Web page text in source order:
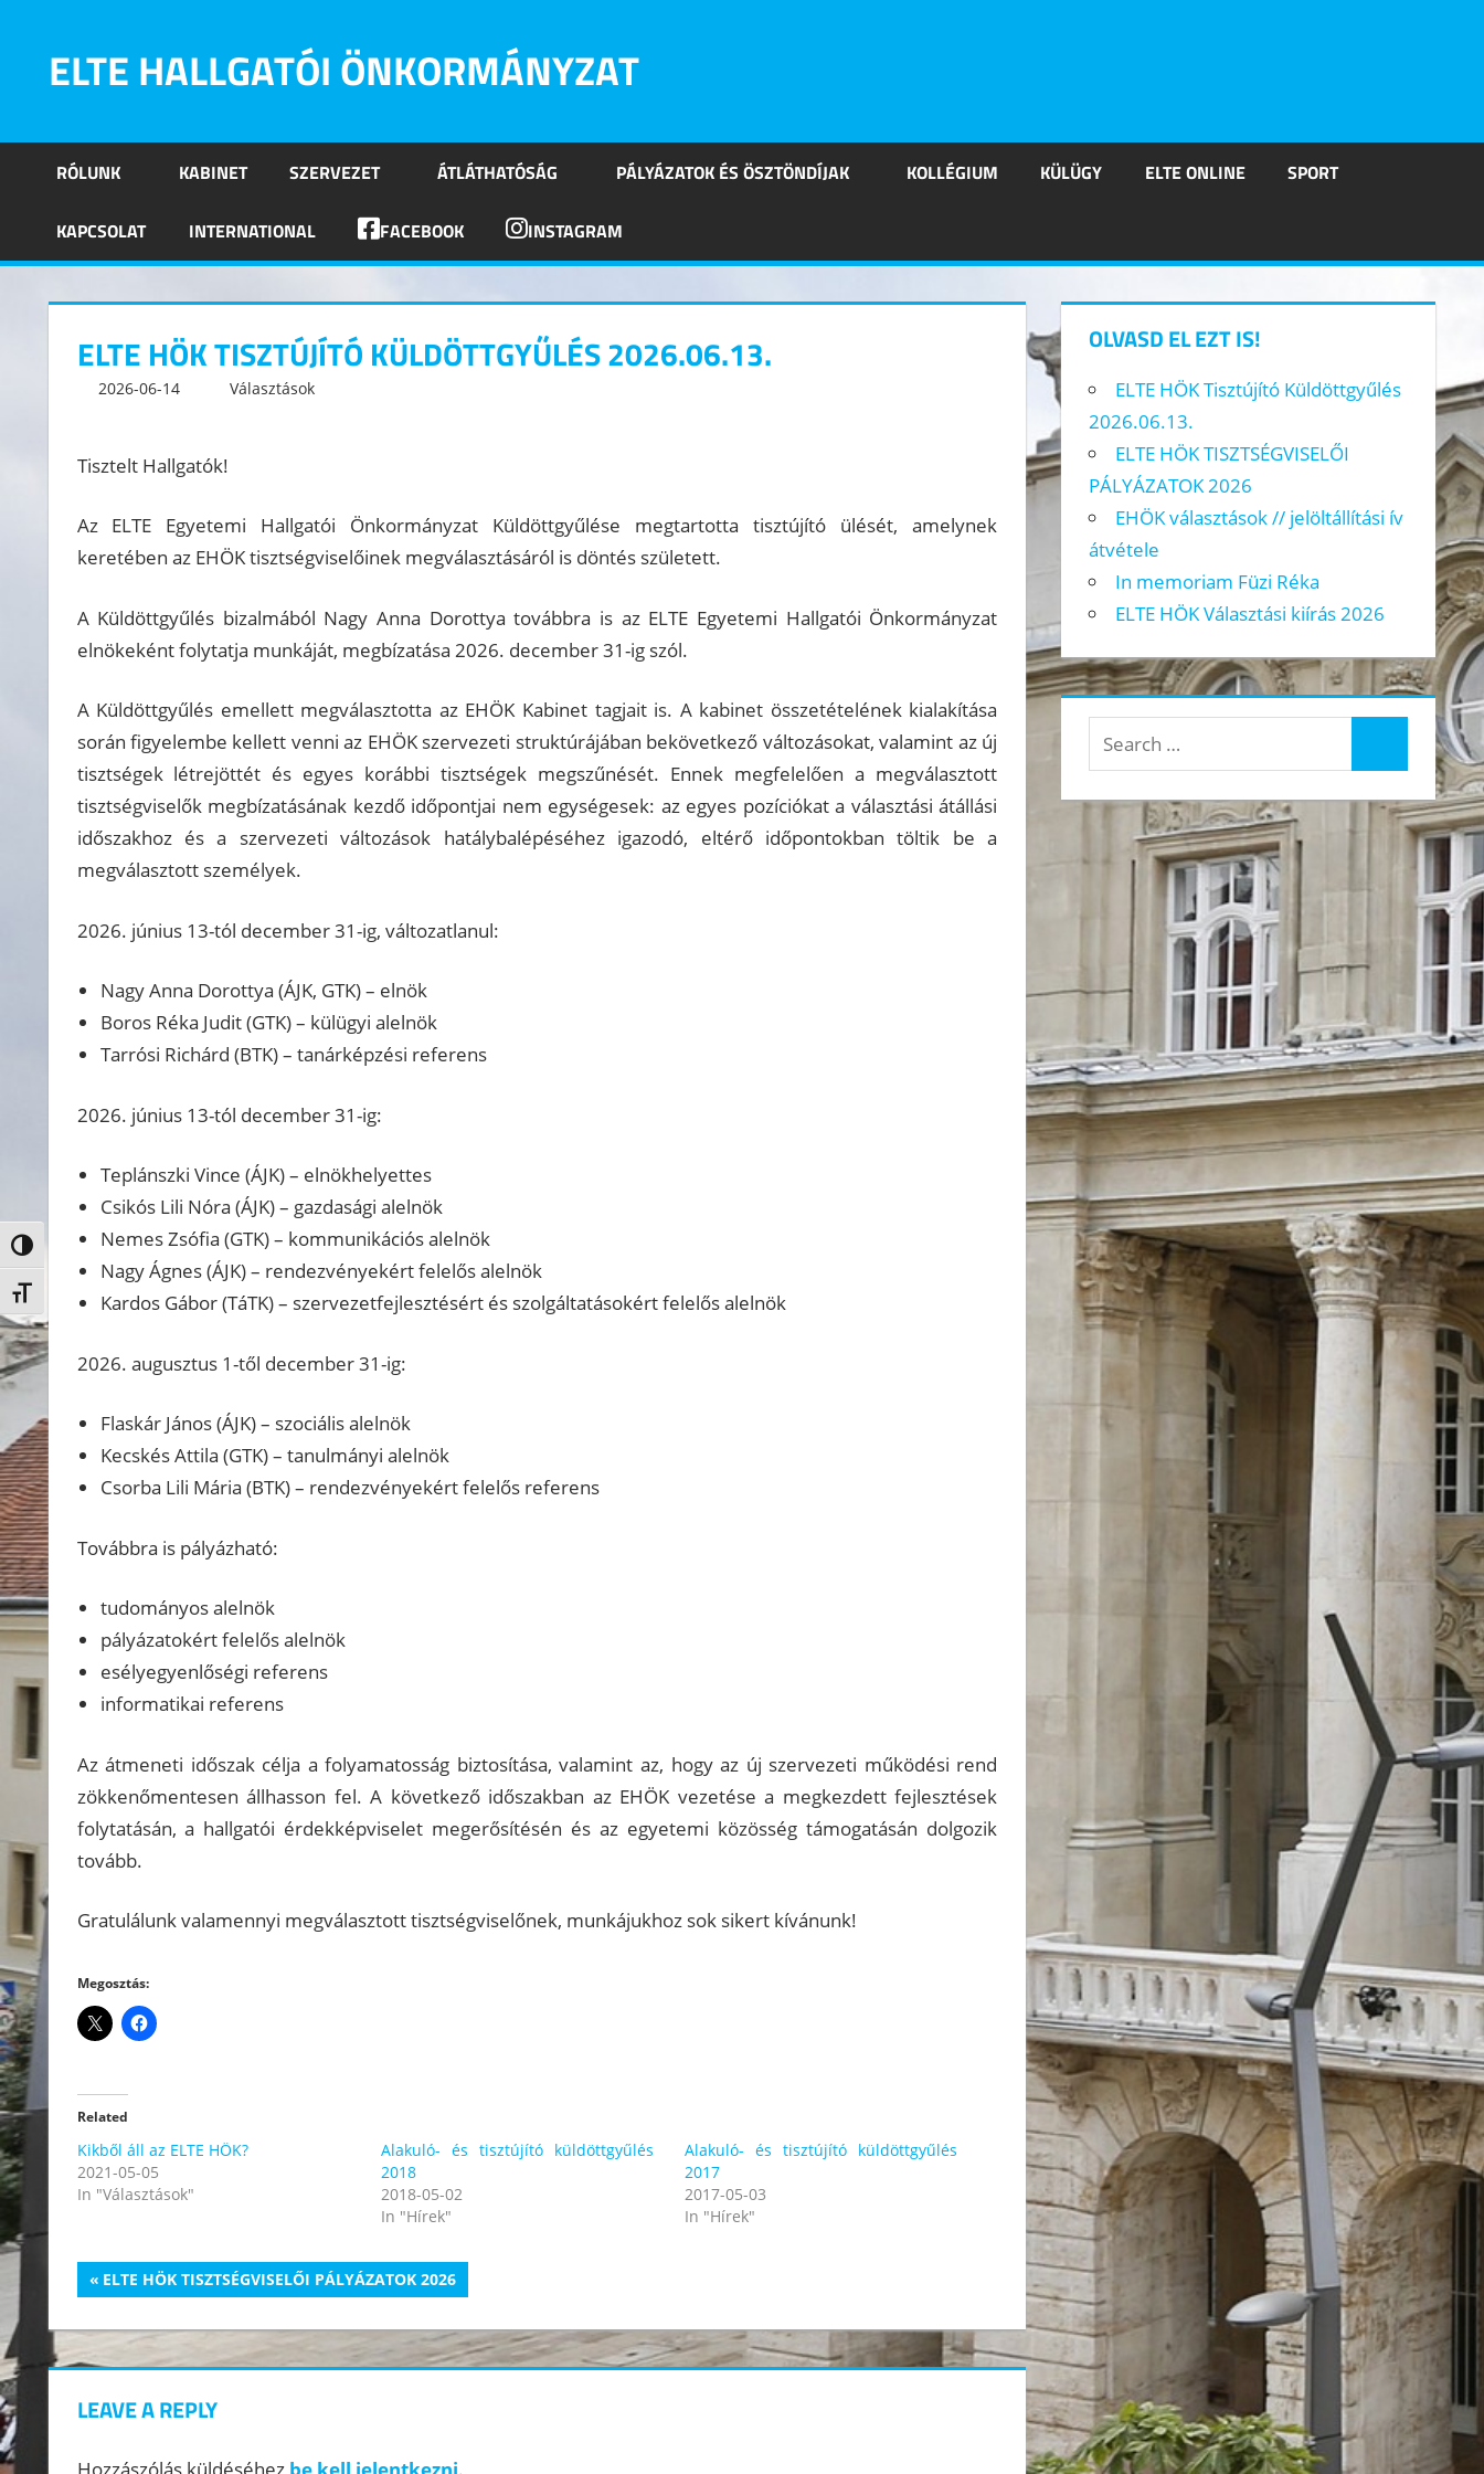
Nagy kontraszt váltása
Betűméret váltása
contentELTE HALLGATÓI ÖNKORMÁNYZAT
Loránd
Tudományegyetem
Önkormányzatának
hivatalos
RÓLUNK KABINET SZERVEZET ÁTLÁTHATÓSÁG PÁLYÁZATOK ÉS ÖSZTÖNDÍJAK KOLLÉGIUM KÜLÜGY ELTE ONLINE SPORT
KAPCSOLAT INTERNATIONAL FACEBOOK INSTAGRAM
ELTE HÖK TISZTÚJÍTÓ KÜLDÖTTGYŰLÉS 2026.06.13.
2026-06-14 kommunikacio
Választások
Tisztelt Hallgatók!
Az ELTE Egyetemi Hallgatói Önkormányzat Küldöttgyűlése megtartotta tisztújító ülését, amelynek
keretében az EHÖK tisztségviselőinek megválasztásáról is döntés született.
A Küldöttgyűlés bizalmából Nagy Anna Dorottya továbbra is az ELTE Egyetemi Hallgatói Önkormányzat
elnökeként folytatja munkáját, megbízatása 2026. december 31-ig szól.
A Küldöttgyűlés emellett megválasztotta az EHÖK Kabinet tagjait is. A kabinet összetételének kialakítása
során figyelembe kellett venni az EHÖK szervezeti struktúrájában bekövetkező változásokat, valamint az új
tisztségek létrejöttét és egyes korábbi tisztségek megszűnését. Ennek megfelelően a megválasztott
tisztségviselők megbízatásának kezdő időpontjai nem egységesek: az egyes pozíciókat a választási átállási
időszakhoz és a szervezeti változások hatálybalépéséhez igazodó, eltérő időpontokban töltik be a
megválasztott személyek.
2026. június 13-tól december 31-ig, változatlanul:
Nagy Anna Dorottya (ÁJK, GTK) – elnök
Boros Réka Judit (GTK) – külügyi alelnök
Tarrósi Richárd (BTK) – tanárképzési referens
2026. június 13-tól december 31-ig:
Teplánszki Vince (ÁJK) – elnökhelyettes
Csikós Lili Nóra (ÁJK) – gazdasági alelnök
Nemes Zsófia (GTK) – kommunikációs alelnök
Nagy Ágnes (ÁJK) – rendezvényekért felelős alelnök
Kardos Gábor (TáTK) – szervezetfejlesztésért és szolgáltatásokért felelős alelnök
2026. augusztus 1-től december 31-ig:
Flaskár János (ÁJK) – szociális alelnök
Kecskés Attila (GTK) – tanulmányi alelnök
Csorba Lili Mária (BTK) – rendezvényekért felelős referens
Továbbra is pályázható:
tudományos alelnök
pályázatokért felelős alelnök
esélyegyenlőségi referens
informatikai referens
Az átmeneti időszak célja a folyamatosság biztosítása, valamint az, hogy az új szervezeti működési rend
zökkenőmentesen állhasson fel. A következő időszakban az EHÖK vezetése a megkezdett fejlesztések
folytatásán, a hallgatói érdekképviselet megerősítésén és az egyetemi közösség támogatásán dolgozik
tovább.
Gratulálunk valamennyi megválasztott tisztségviselőnek, munkájukhoz sok sikert kívánunk!
Megosztás:
Related
Kikből áll az ELTE HÖK?
2021-05-05
In "Választások"
Alakuló- és tisztújító küldöttgyűlés
2018
2018-05-02
In "Hírek"
Alakuló- és tisztújító küldöttgyűlés
2017
2017-05-03
In "Hírek"
Bejegyzés
navigáció
Previous
ELTE HÖK TISZTSÉGVISELŐI PÁLYÁZATOK 2026
LEAVE A REPLY
OLVASD EL EZT IS!
ELTE HÖK Tisztújító Küldöttgyűlés
2026.06.13.
ELTE HÖK TISZTSÉGVISELŐI
PÁLYÁZATOK 2026
EHÖK választások // jelöltállítási ív
átvétele
In memoriam Füzi Réka
ELTE HÖK Választási kiírás 2026
Search
for: